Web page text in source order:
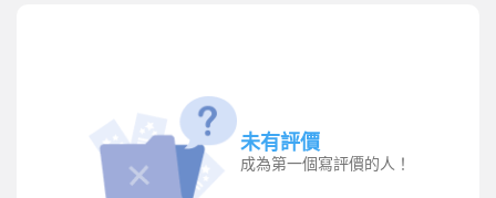
未有評價
成為第一個寫評價的人！